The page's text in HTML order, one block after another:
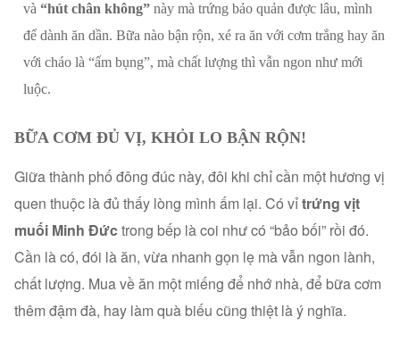
và “hút chân không” này mà trứng bảo quản được lâu, mình
để dành ăn dần. Bữa nào bận rộn, xé ra ăn với cơm trắng hay ăn
với cháo là “ấm bụng”, mà chất lượng thì vẫn ngon như mới
luộc.
BỮA CƠM ĐỦ VỊ, KHỎI LO BẬN RỘN!
Giữa thành phố đông đúc này, đôi khi chỉ cần một hương vị
quen thuộc là đủ thấy lòng mình ấm lại. Có vỉtrứng vịt
muối Minh Đức trong bếp là coi như có “bảo bối” rồi đó.
Cần là có, đói là ăn, vừa nhanh gọn lẹ mà vẫn ngon lành,
chất lượng. Mua về ăn một miếng để nhớ nhà, để bữa cơm
thêm đậm đà, hay làm quà biếu cũng thiệt là ý nghĩa.